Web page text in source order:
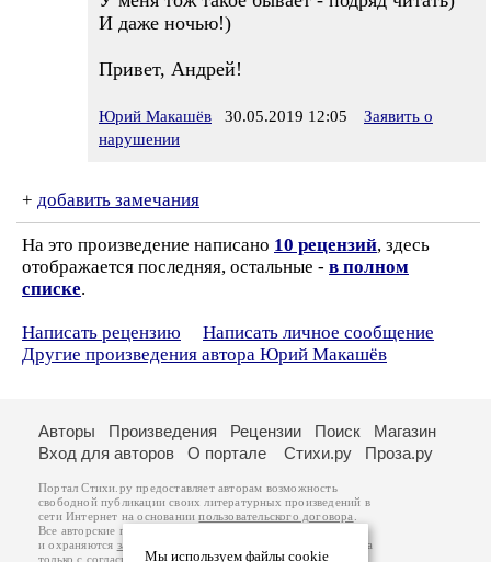
И даже ночью!)
Привет, Андрей!
Юрий Макашёв 30.05.2019 12:05
Заявить о
нарушении
+ добавить замечания
На это произведение написано 10 рецензий, здесь
отображается последняя, остальные - в полном
списке.
Написать рецензию
Написать личное сообщение
Другие произведения автора Юрий Макашёв
Мы используем файлы cookie
Авторы Произведения Рецензии Поиск
Магазин
Вход для авторов
О портале Стихи.ру Проза.ру
Портал Стихи.ру предоставляет авторам возможность
свободной публикации своих литературных произведений в
сети Интернет на основаниипользовательского договора
Все авторские права на произведения принадлежат авторам
и охраняются законом
. Перепечатка произведений возможна
только с согласия его автора, к которому вы можете